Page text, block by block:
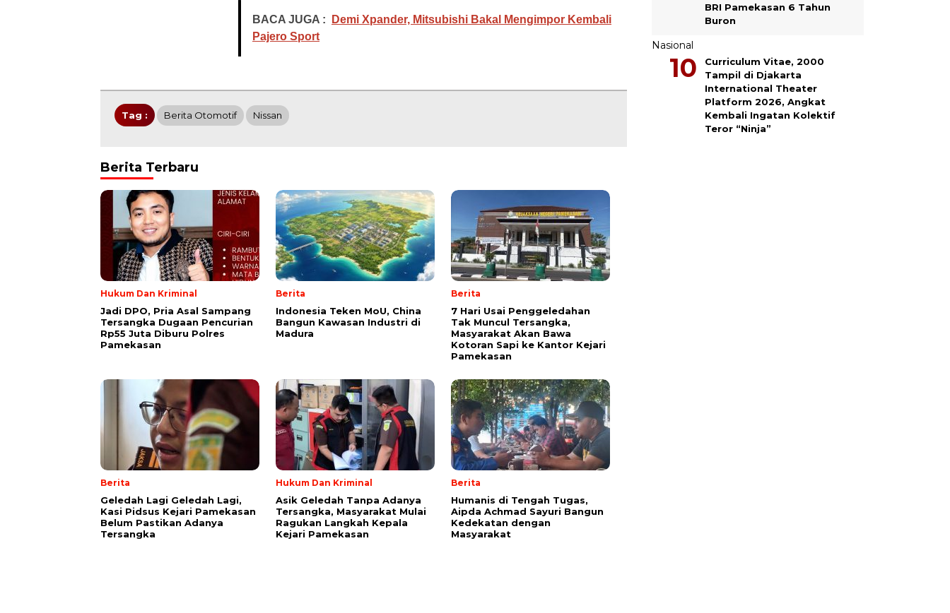
BACA JUGA :
Demi Xpander, Mitsubishi Bakal Mengimpor Kembali
Pajero Sport
Tag : Berita Otomotif Nissan
Berita Terbaru
Hukum Dan Kriminal
Jadi DPO, Pria Asal Sampang
Tersangka Dugaan Pencurian
Rp55 Juta Diburu Polres
Pamekasan
Berita
Indonesia Teken MoU, China
Bangun Kawasan Industri di
Madura
Berita
7 Hari Usai Penggeledahan
Tak Muncul Tersangka,
Masyarakat Akan Bawa
Kotoran Sapi ke Kantor Kejari
Pamekasan
Berita
Geledah Lagi Geledah Lagi,
Kasi Pidsus Kejari Pamekasan
Belum Pastikan Adanya
Tersangka
Hukum Dan Kriminal
Asik Geledah Tanpa Adanya
Tersangka, Masyarakat Mulai
Ragukan Langkah Kepala
Kejari Pamekasan
Berita
Humanis di Tengah Tugas,
Aipda Achmad Sayuri Bangun
Kedekatan dengan
Masyarakat
BRI Pamekasan 6 Tahun
Buron
Nasional
Curriculum Vitae, 2000
Tampil di Djakarta
International Theater
Platform 2026, Angkat
Kembali Ingatan Kolektif
Teror “Ninja”